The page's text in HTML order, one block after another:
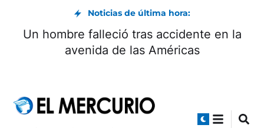
Noticias de última hora:
Boca Juniors define el itinerario para la
llegada y firma de Enner Valencia